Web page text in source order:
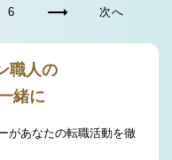
6 次へ
職人の
緒に
があなたの転職活動を徹